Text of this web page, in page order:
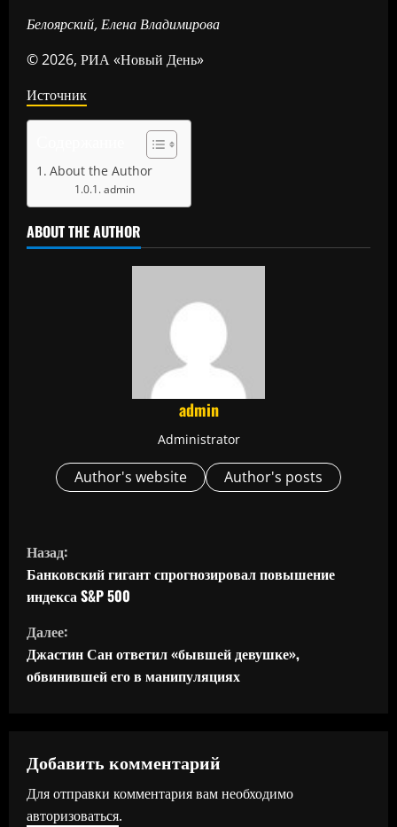
Белоярский, Елена Владимирова
© 2026, РИА «Новый День»
Источник
About the Author
admin
ABOUT THE AUTHOR
admin
Administrator
Author's website Author's posts
П
р
о
д
о
ж
и
Назад:
Банковский гигант спрогнозировал повышение
индекса S&P 500
Далее:
Джастин Сан ответил «бывшей девушке»,
обвинившей его в манипуляциях
Добавить комментарий
Для отправки комментария вам необходимо
авторизоваться.